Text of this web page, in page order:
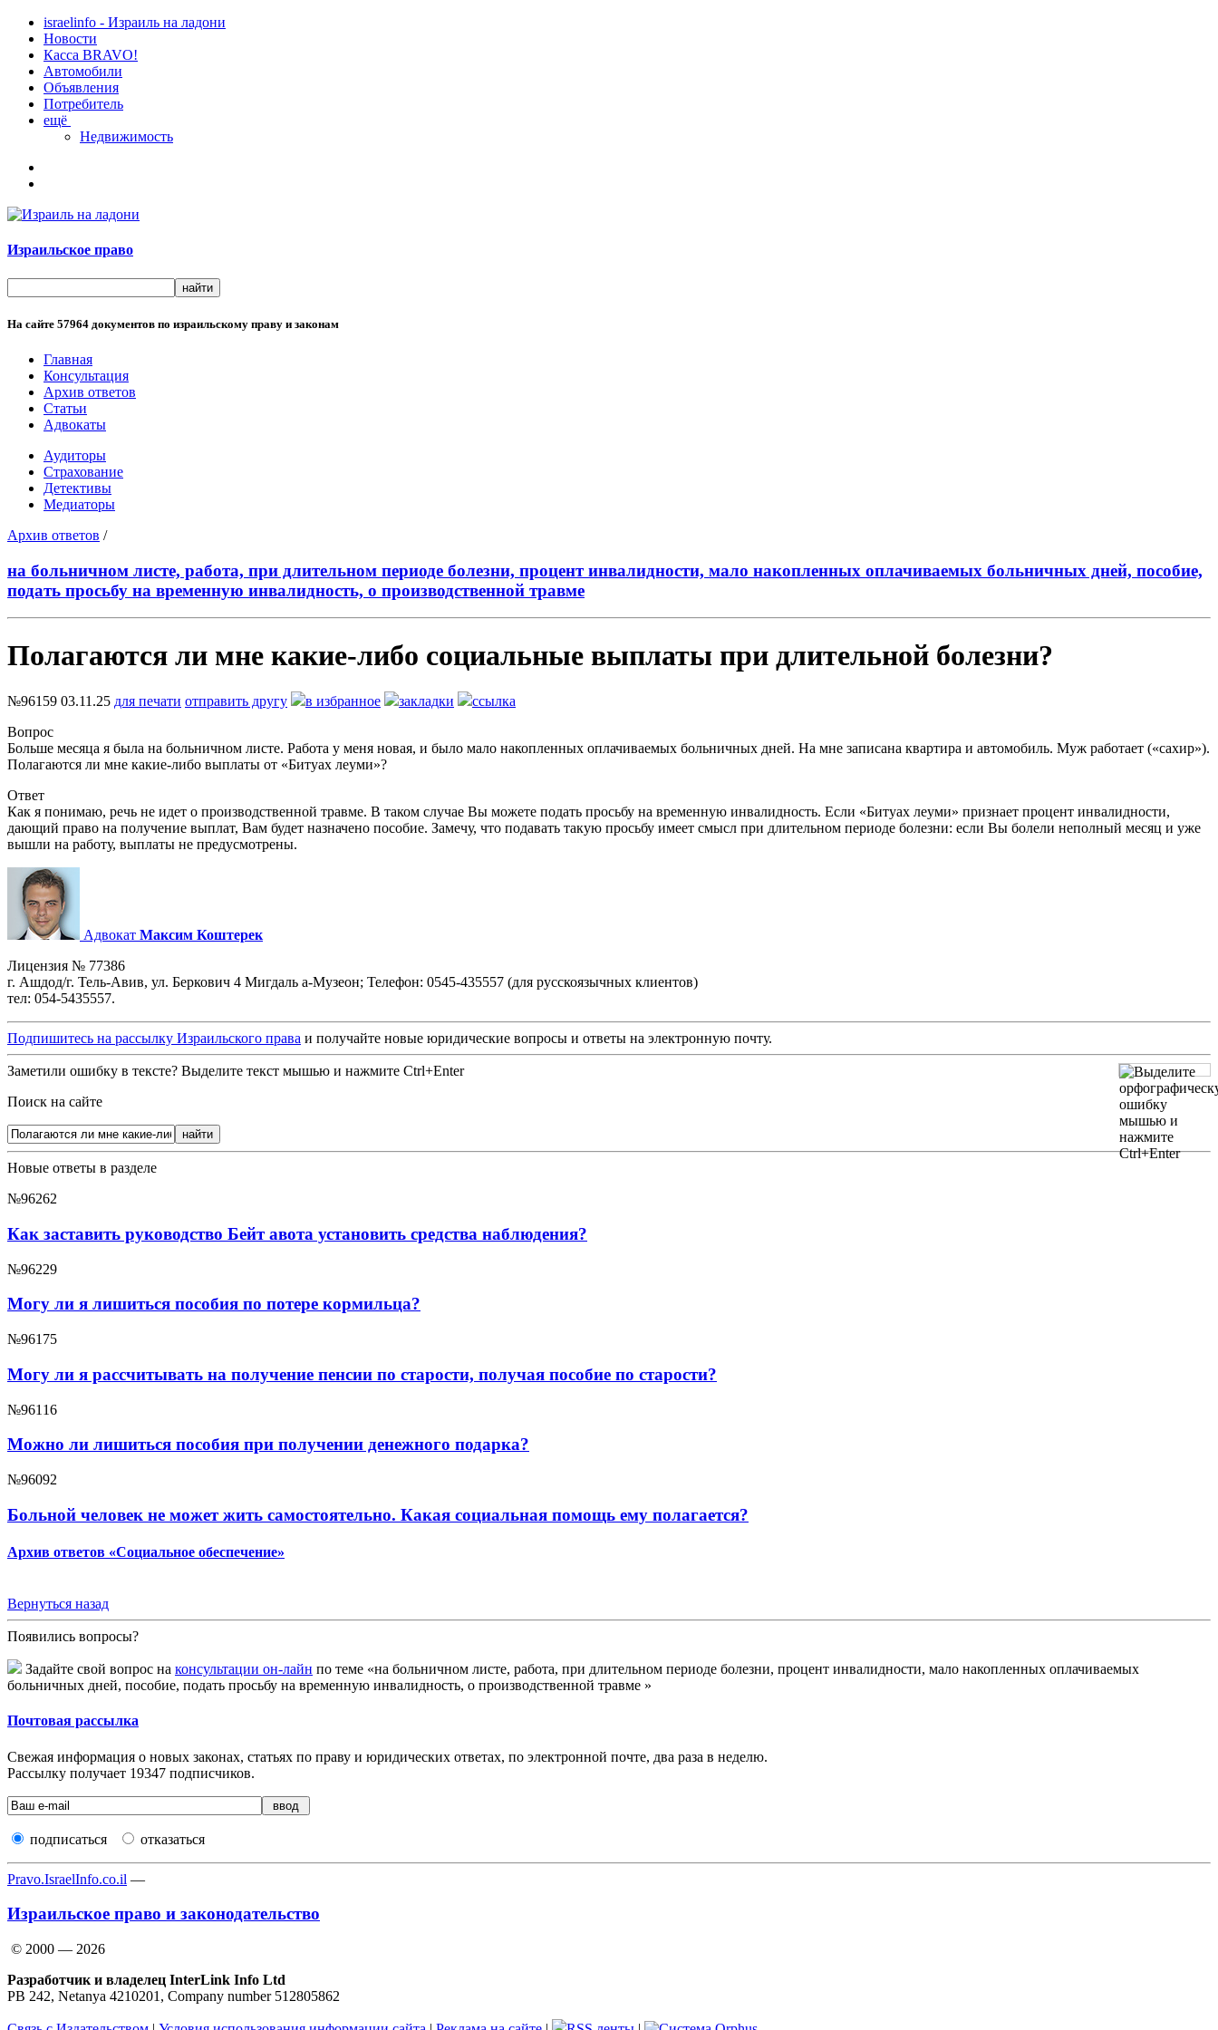
israelinfo - Израиль на ладони
Новости
Касса BRAVO!
Автомобили
Объявления
Потребитель
ещё
Недвижимость
Израильское право
На сайте 57964 документов по израильскому праву и законам
Главная
Консультация
Архив ответов
Статьи
Адвокаты
Аудиторы
Страхование
Детективы
Медиаторы
Архив ответов /
на больничном листе, работа, при длительном периоде болезни, процент инвалидности, мало накопленных оплачиваемых больничных дней, пособие,
подать просьбу на временную инвалидность, о производственной травме
Полагаются ли мне какие-либо социальные выплаты при длительной болезни?
№96159 03.11.25 для печати отправить другу в избранное закладки
ссылка
Вопрос
Больше месяца я была на больничном листе. Работа у меня новая, и было мало накопленных оплачиваемых больничных дней. На мне записана квартира и автомобиль. Муж работает («сахир»).
Полагаются ли мне какие-либо выплаты от «Битуах леуми»?
Ответ
Как я понимаю, речь не идет о производственной травме. В таком случае Вы можете подать просьбу на временную инвалидность. Если «Битуах леуми» признает процент инвалидности,
дающий право на получение выплат, Вам будет назначено пособие. Замечу, что подавать такую просьбу имеет смысл при длительном периоде болезни: если Вы болели неполный месяц и уже
вышли на работу, выплаты не предусмотрены.
Адвокат Максим Коштерек
Лицензия № 77386
г. Ашдод/г. Тель-Авив, ул. Беркович 4 Мигдаль а-Музеон; Телефон: 0545-435557 (для русскоязычных клиентов)
тел: 054-5435557.
Подпишитесь на рассылку Израильского права и получайте новые юридические вопросы и ответы на электронную почту.
Заметили ошибку в тексте? Выделите текст мышью и нажмите Ctrl+Enter
Поиск на сайте
Новые ответы в разделе
№96262
Как заставить руководство Бейт авота установить средства наблюдения?
№96229
Могу ли я лишиться пособия по потере кормильца?
№96175
Могу ли я рассчитывать на получение пенсии по старости, получая пособие по старости?
№96116
Можно ли лишиться пособия при получении денежного подарка?
№96092
Больной человек не может жить самостоятельно. Какая социальная помощь ему полагается?
Архив ответов «Социальное обеспечение»
Вернуться назад
Появились вопросы?
Задайте свой вопрос на консультации он-лайн по теме «на больничном листе, работа, при длительном периоде болезни, процент инвалидности, мало накопленных оплачиваемых
больничных дней, пособие, подать просьбу на временную инвалидность, о производственной травме »
Почтовая рассылка
Свежая информация о новых законах, статьях по праву и юридических ответах, по электронной почте, два раза в неделю.
Рассылку получает 19347 подписчиков.
подписаться отказаться
Pravo.IsraelInfo.co.il —
Израильское право и законодательство
© 2000 — 2026
Разработчик и владелец InterLink Info Ltd
PB 242, Netanya 4210201, Company number 512805862